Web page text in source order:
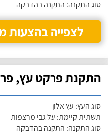
סוג התקנה: התקנה בהדבקה
לצפייה בהצעות
התקנת פרקט עץ,
סוג העץ: עץ אלון
תשתית קיימת: על גבי מרצפות
סוג התקנה: התקנה בהדבקה